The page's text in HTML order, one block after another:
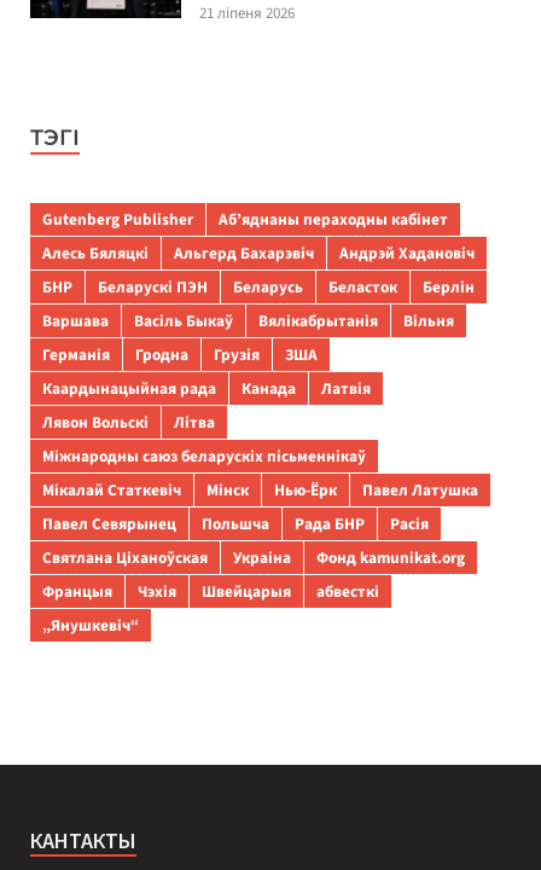
21 ліпеня 2026
ТЭГІ
Gutenberg Publisher
Аб’яднаны пераходны кабінет
Алесь Бяляцкі
Альгерд Бахарэвіч
Андрэй Хадановіч
БНР
Беларускі ПЭН Беларусь Беласток
Берлін
Варшава
Васіль Быкаў Вялікабрытанія
Вільня
Германія
Гродна Грузія
ЗША
Каардынацыйная рада
Канада
Латвія
Лявон Вольскі
Літва
Міжнародны саюз беларускіх пісьменнікаў
Мікалай Статкевіч
Мінск Нью-Ёрк
Павел Латушка
Павел Севярынец
Польшча Рада БНР
Расія
Святлана Ціханоўская
Украіна
Фонд kamunikat.org
Францыя
Чэхія Швейцарыя
абвесткі
„Янушкевіч“
КАНТАКТЫ